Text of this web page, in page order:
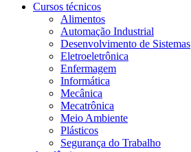
Cursos técnicos
Alimentos
Automação Industrial
Desenvolvimento de Sistemas
Eletroeletrônica
Enfermagem
Informática
Mecânica
Mecatrônica
Meio Ambiente
Plásticos
Segurança do Trabalho